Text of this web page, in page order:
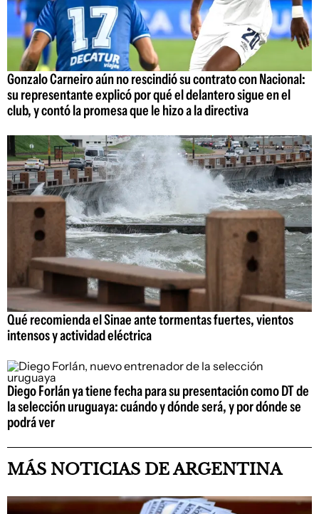
Gonzalo Carneiro aún no rescindió su contrato con Nacional:
su representante explicó por qué el delantero sigue en el
club, y contó la promesa que le hizo a la directiva
Qué recomienda el Sinae ante tormentas fuertes, vientos
intensos y actividad eléctrica
Diego Forlán ya tiene fecha para su presentación como DT de
la selección uruguaya: cuándo y dónde será, y por dónde se
podrá ver
MÁS NOTICIAS DE ARGENTINA